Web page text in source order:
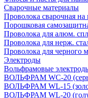
Сварочные материалы
Проволока сварочная на
Порошковая
Проволока для алюм.
Проволока для нерж.
Проволока для черного
Электроды
Вольфрамовые
ВОЛЬФРАМ WC-20
ВОЛЬФРАМ WL-15
ВОЛЬФРАМ WL-20